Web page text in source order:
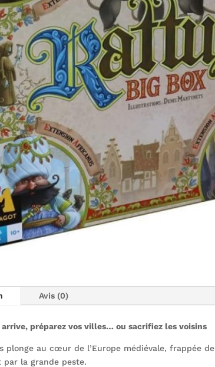
Avis (0)
arrive, préparez vos villes… ou sacrifiez les voisins
plonge au cœur de l’Europe médiévale, frappée de
par la grande peste.